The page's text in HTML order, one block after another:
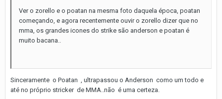
Ver o zorello e o poatan na mesma foto daquela época, poatan
começando, e agora recentemente ouvir o zorello dizer que no
mma, os grandes icones do strike são anderson e poatan é
muito bacana..
Sinceramente o Poatan , ultrapassou o Anderson como um todo e
até no próprio stricker de MMA..não é uma certeza.